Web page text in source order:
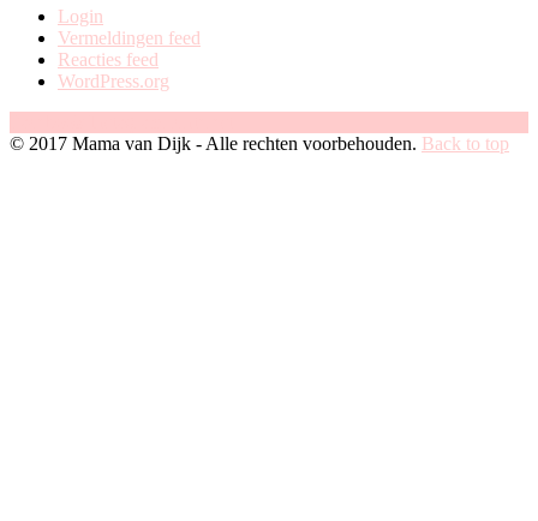
Login
Vermeldingen feed
Reacties feed
WordPress.org
© 2017 Mama van Dijk - Alle rechten voorbehouden. Back to top